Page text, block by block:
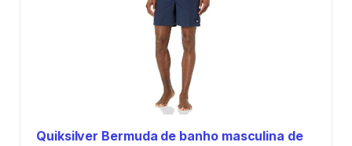
Quiksilver Bermuda de banho masculina de